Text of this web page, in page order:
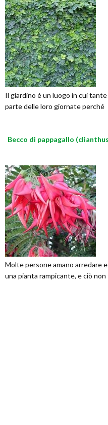
Il giardino è un luogo in cui
parte delle loro giornate perché
Becco di pappagallo
Molte persone amano arredare
una pianta rampicante, e ciò non